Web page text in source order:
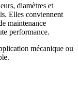
diamètres et
Elles conviennent
maintenance
performance.
mécanique ou